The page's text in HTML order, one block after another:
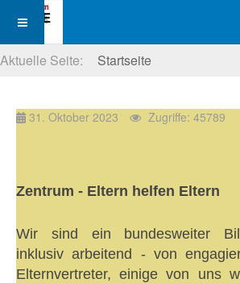
Aktuelle Seite: Startseite
31. Oktober 2023 Zugriffe: 45789
Zentrum - Eltern helfen Eltern
Wir sind ein bundesweiter
inklusiv arbeitend - von
Elternvertreter, einige von uns